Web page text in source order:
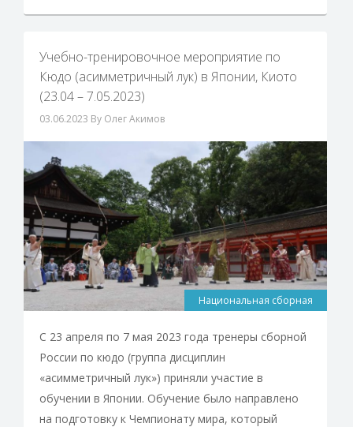
Учебно-тренировочное мероприятие по
Кюдо (асимметричный лук) в Японии, Киото
(23.04 – 7.05.2023)
03.06.2023 By Олег Акимов
Национальная сборная
С 23 апреля по 7 мая 2023 года тренеры сборной
России по кюдо (группа дисциплин
«асимметричный лук») приняли участие в
обучении в Японии. Обучение было направлено
на подготовку к Чемпионату мира, который